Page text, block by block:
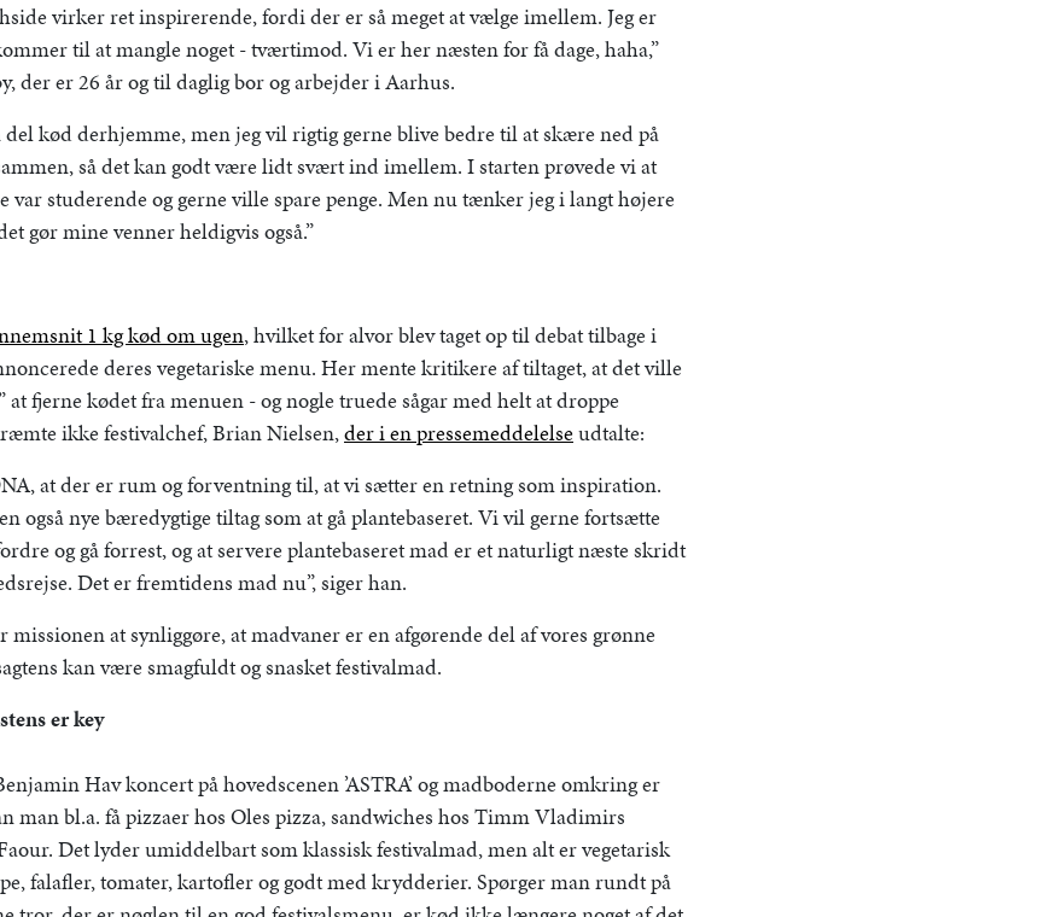
virker ret inspirerende, fordi der er så meget at vælge imellem. Jeg er
til at mangle noget - tværtimod. Vi er her næsten for få dage, haha,”
der er 26 år og til daglig bor og arbejder i Aarhus.
del kød derhjemme, men jeg vil rigtig gerne blive bedre til at skære ned på
så det kan godt være lidt svært ind imellem. I starten prøvede vi at
studerende og gerne ville spare penge. Men nu tænker jeg i langt højere
gør mine venner heldigvis også.”
1 kg kød om ugen, hvilket for alvor blev taget op til debat tilbage i
deres vegetariske menu. Her mente kritikere af tiltaget, at det ville
at fjerne kødet fra menuen - og nogle truede sågar med helt at droppe
ikke festivalchef, Brian Nielsen,der i en pressemeddelelseudtalte:
at der er rum og forventning til, at vi sætter en retning som inspiration.
også nye bæredygtige tiltag som at gå plantebaseret. Vi vil gerne fortsætte
og gå forrest, og at servere plantebaseret mad er et naturligt næste skridt
Det er fremtidens mad nu”, siger han.
at synliggøre, at madvaner er en afgørende del af vores grønne
kan være smagfuldt og snasket festivalmad.
er key
Hav koncert på hovedscenen ’ASTRA’ og madboderne omkring er
man bl.a. få pizzaer hos Oles pizza, sandwiches hos Timm Vladimirs
Det lyder umiddelbart som klassisk festivalmad, men alt er vegetarisk
falafler, tomater, kartofler og godt med krydderier. Spørger man rundt på